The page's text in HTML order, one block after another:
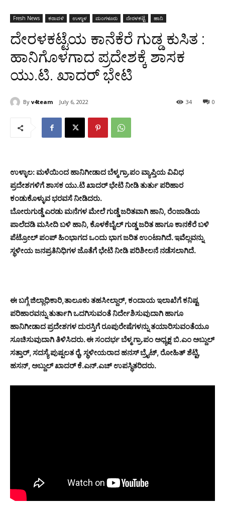
Fresh News ಕರಾವಳಿ ಉಳ್ಳಾಳ ಮಂಗಳೂರು ದೇರಳಕಟ್ಟೆ ಹಾನಿ
ದೇರಳಕಟ್ಟೆಯ ಕಾನೆಕೆರೆ ಗುಡ್ಡ ಕುಸಿತ :
ಹಾನಿಗೊಳಗಾದ ಪ್ರದೇಶಕ್ಕೆ ಶಾಸಕ
ಯು.ಟಿ. ಖಾದರ್ ಭೇಟಿ
By v4team July 6, 2022 0
34
ಉಳ್ಳಾಲ: ಮಳೆಯಿಂದ ಹಾನಿಗೀಡಾದ ಬೆಳ್ಮ ಗ್ರಾ.ಪಂ ವ್ಯಾಪ್ತಿಯ ವಿವಿಧ
ಪ್ರದೇಶಗಳಿಗೆ ಶಾಸಕ ಯು.ಟಿ ಖಾದರ್ ಭೇಟಿ ನೀಡಿ ತುರ್ತು ಪರಿಹಾರ
ಕಂಡುಕೊಳ್ಳುವ ಭರವಸೆ ನೀಡಿದರು.
ಬೋರುಗುಡ್ಡೆ ಎರಡು ಮನೆಗಳ ಮೇಲೆ ಗುಡ್ಡೆ ಜರಿತವಾಗಿ ಹಾನಿ, ರೆಂಜಾಡಿಯ
ಪಾಲೆದಡಿ ಮಸೀದಿ ಬಳಿ ಹಾನಿ, ಕೊಳಕೆಬೈಲ್ ಗುಡ್ಡ ಜರಿತ ಹಾಗೂ ಕಾನಕೆರೆ ಬಳಿ
ಪೆಟ್ರೋಲ್ ಪಂಪ್ ಹಿಂಭಾಗದ ಒಂದು ಭಾಗ ಜರಿತ ಉಂಟಾಗಿದೆ. ಇವೆಲ್ಲವನ್ನು
ಸ್ಥಳೀಯ ಜನಪ್ರತಿನಿಧಿಗಳ ಜೊತೆಗೆ ಭೇಟಿ ನೀಡಿ ಪರಿಶೀಲನೆ ನಡೆಸಲಾಗಿದೆ.
ಈ ಬಗ್ಗೆ ಜಿಲ್ಲಾಧಿಕಾರಿ,ತಾಲೂಕು ತಹಸೀಲ್ದಾರ್, ಕಂದಾಯ ಇಲಾಖೆಗೆ ಕನಿಷ್ಟ
ಪರಿಹಾರವನ್ನು ತುರ್ತಾಗಿ ಒದಗಿಸುವಂತೆ ನಿರ್ದೇಶಿಸುವುದಾಗಿ ಹಾಗೂ
ಹಾನಿಗೀಡಾದ ಪ್ರದೇಶಗಳ ದುರಸ್ತಿಗೆ ರೂಪುರೇಷೆಗಳನ್ನು ತಯಾರಿಸುವಂತೆಯೂ
ಸೂಚಿಸುವುದಾಗಿ ತಿಳಿಸಿದರು. ಈ ಸಂದರ್ಭ ಬೆಳ್ಮ ಗ್ರಾ.ಪಂ ಅಧ್ಯಕ್ಷ ಬಿ.ಎಂ ಅಬ್ದುಲ್
ಸತ್ತಾರ್, ಸದಸ್ಯೆ ಪುಷ್ಪಲತ ರೈ, ಸ್ಥಳೀಯರಾದ ಹನಸ್ ಬ್ರೈಟ್, ರೋಹಿತ್ ಶೆಟ್ಟಿ,
ಹಸನ್, ಅಬ್ದುಲ್ ಖಾದರ್ ಕೆ.ಎನ್.ಎಚ್ ಉಪಸ್ಥಿತರಿದರು.